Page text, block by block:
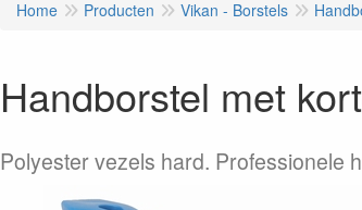
Home Producten Vikan - Borstels
Handborstel met
Polyester vezels hard. Professionele